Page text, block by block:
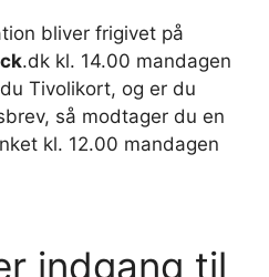
bliver frigivet på
.dk kl. 14.00 mandagen
Tivolikort, og er du
så modtager du en
kl. 12.00 mandagen
indgang til